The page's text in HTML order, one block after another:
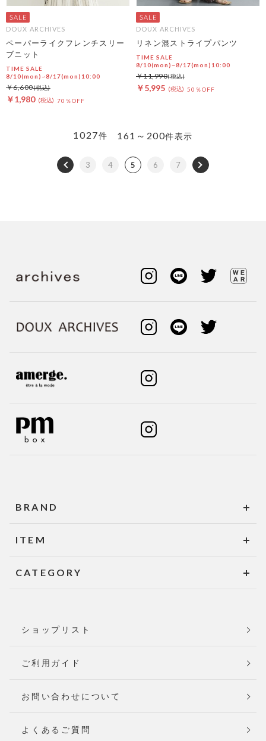
DOUX ARCHIVES
ペーパーライクフレンチスリー
ブニット
TIME SALE
8/10(mon)~8/17(mon)10:00
￥1,980 70％OFF
￥6,600
DOUX ARCHIVES
リネン混ストライプパンツ
TIME SALE
8/10(mon)~8/17(mon)10:00
￥5,995 50％OFF
￥11,990
161～200件表示
1027件
3 4 5 6 7
BRAND
ITEM
CATEGORY
ショップリスト
ご利用ガイド
お問い合わせについて
よくあるご質問